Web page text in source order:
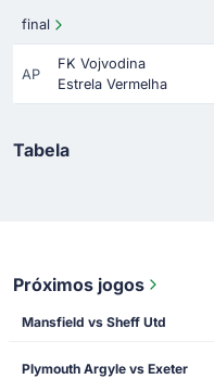
final
AP
FK Vojvodina
Estrela Vermelha
Tabela
Próximos jogos
Mansfield vs Sheff Utd
Plymouth Argyle vs Exeter